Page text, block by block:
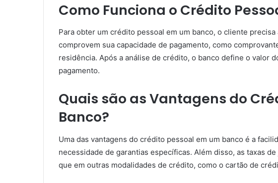
Como Funciona o Crédito
Para obter um crédito pessoal em um banco, o cliente
comprovem sua capacidade de pagamento, como
residência. Após a análise de crédito, o banco define o valor
pagamento.
Quais são as Vantagens do
Banco?
Uma das vantagens do crédito pessoal em um banco é a
necessidade de garantias específicas. Além disso, as taxas
que em outras modalidades de crédito, como o cartão de